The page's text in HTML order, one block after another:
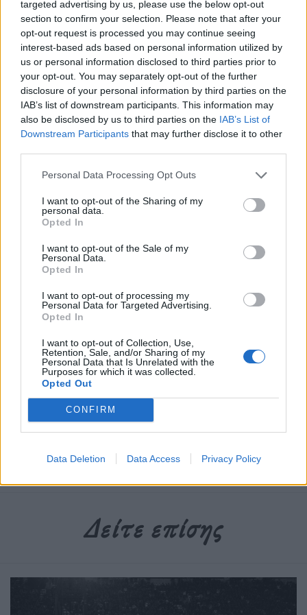
targeted advertising by us, please use the below opt-out
section to confirm your selection. Please note that after your
opt-out request is processed you may continue seeing
interest-based ads based on personal information utilized by
us or personal information disclosed to third parties prior to
your opt-out. You may separately opt-out of the further
disclosure of your personal information by third parties on the
IAB’s list of downstream participants. This information may
also be disclosed by us to third parties on the IAB’s List of
Downstream Participants that may further disclose it to other
Personal Data Processing Opt Outs
I want to opt-out of the Sharing of my
personal data.
Opted In
I want to opt-out of the Sale of my
Personal Data.
Opted In
I want to opt-out of processing my
Personal Data for Targeted Advertising.
Opted In
I want to opt-out of Collection, Use,
Retention, Sale, and/or Sharing of my
Personal Data that Is Unrelated with the
Purposes for which it was collected.
Opted Out
CONFIRM
Data Deletion Data Access Privacy Policy
Φωτ.: Βασίλης Βερβερίδης / Eurokinissi
Όταν πυροβολείται ένας 15χρονος στα Εξάρχεια,
καίγεται δικαίως η μισή Αθήνα. Τώρα που ένας
παρόμοιας σφαίρας, θα καεί η μισή Θεσσαλονίκη;
Διαβάστε περισσότερα
Δημοσιεύθηκε σε Tagged
σφαίρα
Δείτε επίσης